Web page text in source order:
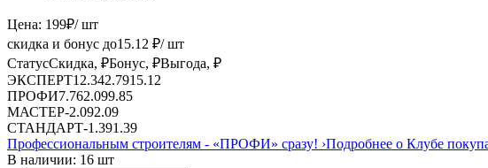
Цена: 199₽/ шт
скидка и бонус до15.12 ₽/ шт
СтатусСкидка, ₽Бонус, ₽Выгода, ₽
ЭКСПЕРТ12.342.7915.12
ПРОФИ7.762.099.85
МАСТЕР-2.092.09
СТАНДАРТ-1.391.39
Профессиональным строителям - «ПРОФИ» сразу! ›Подробнее о Клубе
В наличии: 16 шт